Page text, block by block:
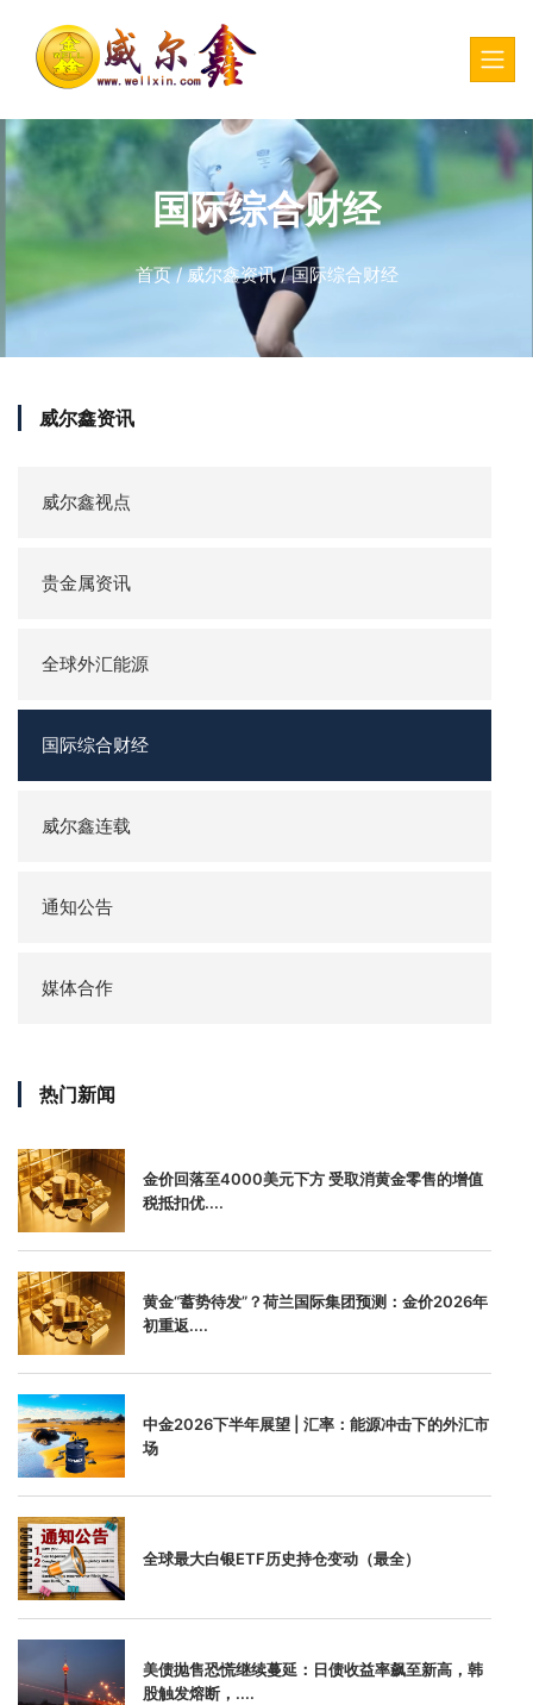
国际综合财经
首页/威尔鑫资讯/国际综合财经
威尔鑫资讯
威尔鑫视点
贵金属资讯
全球外汇能源
国际综合财经
威尔鑫连载
通知公告
媒体合作
热门新闻
金价回落至4000美元下方 受取消黄金零售的增值
税抵扣优....
黄金“蓄势待发”？荷兰国际集团预测：金价2026年
初重返....
中金2026下半年展望 | 汇率：能源冲击下的外汇市
场
全球最大白银ETF历史持仓变动（最全）
美债抛售恐慌继续蔓延：日债收益率飙至新高，韩
股触发熔断，....